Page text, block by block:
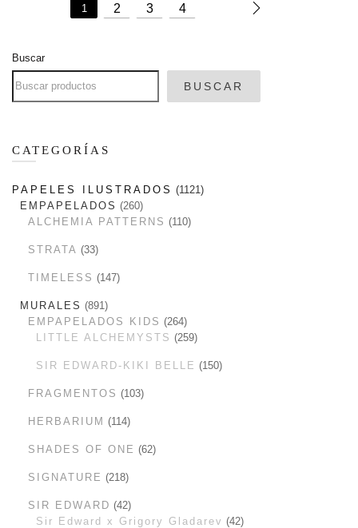
1 2 3 4
Buscar
BUSCAR
CATEGORÍAS
PAPELES ILUSTRADOS
1121
EMPAPELADOS
260
ALCHEMIA PATTERNS
110
STRATA 33
TIMELESS 147
MURALES
891
EMPAPELADOS KIDS
264
LITTLE ALCHEMYSTS
259
SIR EDWARD-KIKI BELLE 150
FRAGMENTOS 103
HERBARIUM 114
SHADES OF ONE 62
SIGNATURE 218
SIR EDWARD
42
Sir Edward x Grigory Gladarev
42